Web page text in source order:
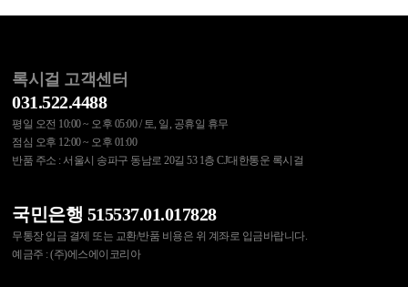
록시걸 고객센터
031.522.4488
평일 오전 10:00 ~ 오후 05:00 / 토, 일, 공휴일 휴무
점심 오후 12:00 ~ 오후 01:00
반품 주소 : 서울시 송파구 동남로 20길 53 1층 CJ대한통운 록시걸
국민은행 515537.01.017828
무통장 입금 결제 또는 교환/반품 비용은 위 계좌로 입금바랍니다.
예금주 : (주)에스에이코리아